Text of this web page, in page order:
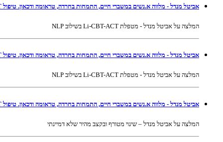
אביטל מנדל - מלווה א.נשים במשברי חיים, התמחות בחרדה, טראומה ודכאון. טיפול Li-CBT-ACT בשילוב NLP ברמת גן ובאונליין
המלצה על אביטל מנדל - מטפלת Li-CBT-ACT בשילוב NLP
אביטל מנדל - מלווה א.נשים במשברי חיים, התמחות בחרדה, טראומה ודכאון. טיפול Li-CBT-ACT בשילוב NLP ברמת גן ובאונליין
המלצה על אביטל מנדל - מטפלת Li-CBT-ACT בשילוב NLP
אביטל מנדל - מלווה א.נשים במשברי חיים, התמחות בחרדה, טראומה ודכאון. טיפול Li-CBT-ACT בשילוב NLP ברמת גן ובאונליין
המלצה על אביטל מנדל – שינוי מטורף ובקצב מהיר שלא דמיינתי